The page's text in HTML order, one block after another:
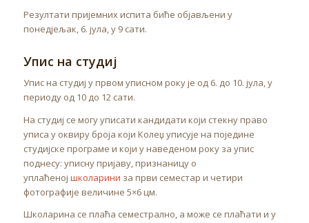
Резултати пријемних испита биће објављени у
понедјељак, 6. јула, у 9 сати.
Упис на студиј
Упис на студиј у првом уписном року је од 6. до 10. јула, у
периоду од 10 до 12 сати.
На студиј се могу уписати кандидати који стекну право
уписа у оквиру броја који Колеџ уписује на поједине
студијске програме и који у наведеном року за упис
поднесу: уписну пријаву, признаницу о
уплаћеној школарини за први семестар и четири
фотографије величине 5×6 цм.
Школарина се плаћа семестрално, а може се плаћати и у